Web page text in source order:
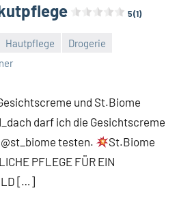
5 (1)
Hautpflege
Drogerie
und St.Biome
darf ich die Gesichtscreme
testen.
St.Biome
PFLEGE FÜR EIN
[…]